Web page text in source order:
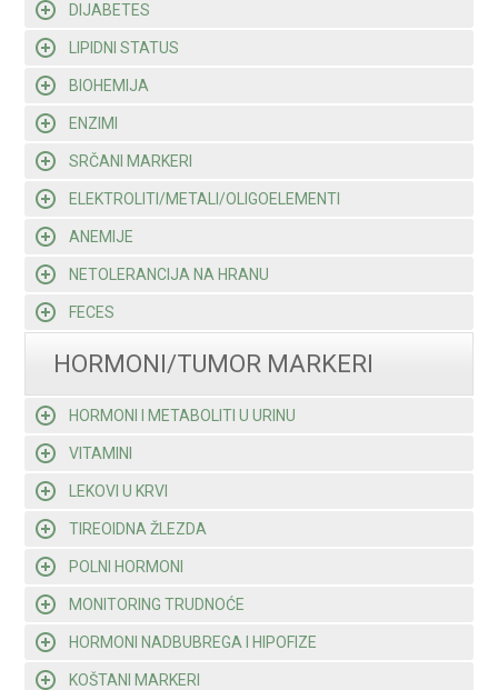
DIJABETES
LIPIDNI STATUS
BIOHEMIJA
ENZIMI
SRČANI MARKERI
ELEKTROLITI/METALI/OLIGOELEMENTI
ANEMIJE
NETOLERANCIJA NA HRANU
FECES
HORMONI/TUMOR MARKERI
HORMONI I METABOLITI U URINU
VITAMINI
LEKOVI U KRVI
TIREOIDNA ŽLEZDA
POLNI HORMONI
MONITORING TRUDNOĆE
HORMONI NADBUBREGA I HIPOFIZE
KOŠTANI MARKERI